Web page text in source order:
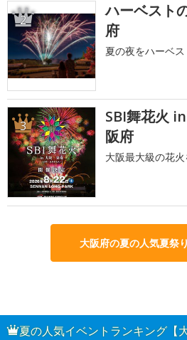
2
ハーベスト
府
夏の夜をハーベ
3
SBI舞花火
阪府
大阪最大級の花
大阪府の夏の人気夏祭
夏の人気イベントランキング【